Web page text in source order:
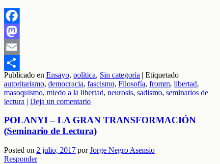
Facebook
Mastodon
Email
Compartir
Publicado en Ensayo, política, Sin categoría | Etiquetado
autoritarismo, democracia, fascismo, Filosofía, fromm, libertad,
masoquismo, miedo a la libertad, neurosis, sadismo, seminarios de
lectura | Deja un comentario
POLANYI – LA GRAN TRANSFORMACIÓN
(Seminario de Lectura)
Posted on 2 julio, 2017 porJorge Negro Asensio
Responder